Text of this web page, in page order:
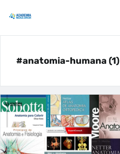
#anatomia-humana (1)